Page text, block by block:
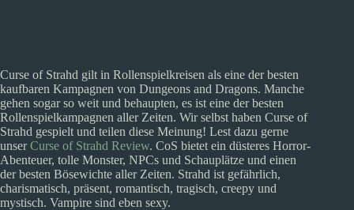
Curse of Strahd gilt in Rollenspielkreisen als eine der besten
kaufbaren Kampagnen von Dungeons and Dragons. Manche
gehen sogar so weit und behaupten, es ist eine der besten
Rollenspielkampagnen aller Zeiten. Wir selbst haben Curse of
Strahd gespielt und teilen diese Meinung! Lest dazu gerne
unserCurse of Strahd Review. CoS bietet ein düsteres Horror-
Abenteuer, tolle Monster, NPCs und Schauplätze und einen
der besten Bösewichte aller Zeiten. Strahd ist gefährlich,
charismatisch, präsent, romantisch, tragisch, creepy und
mystisch. Vampire sind eben sexy.